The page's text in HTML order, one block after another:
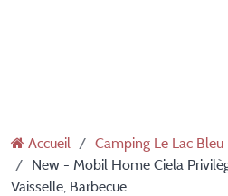
Accueil
Camping Le Lac Bleu
New - Mobil Home Ciela
Vaisselle, Barbecue